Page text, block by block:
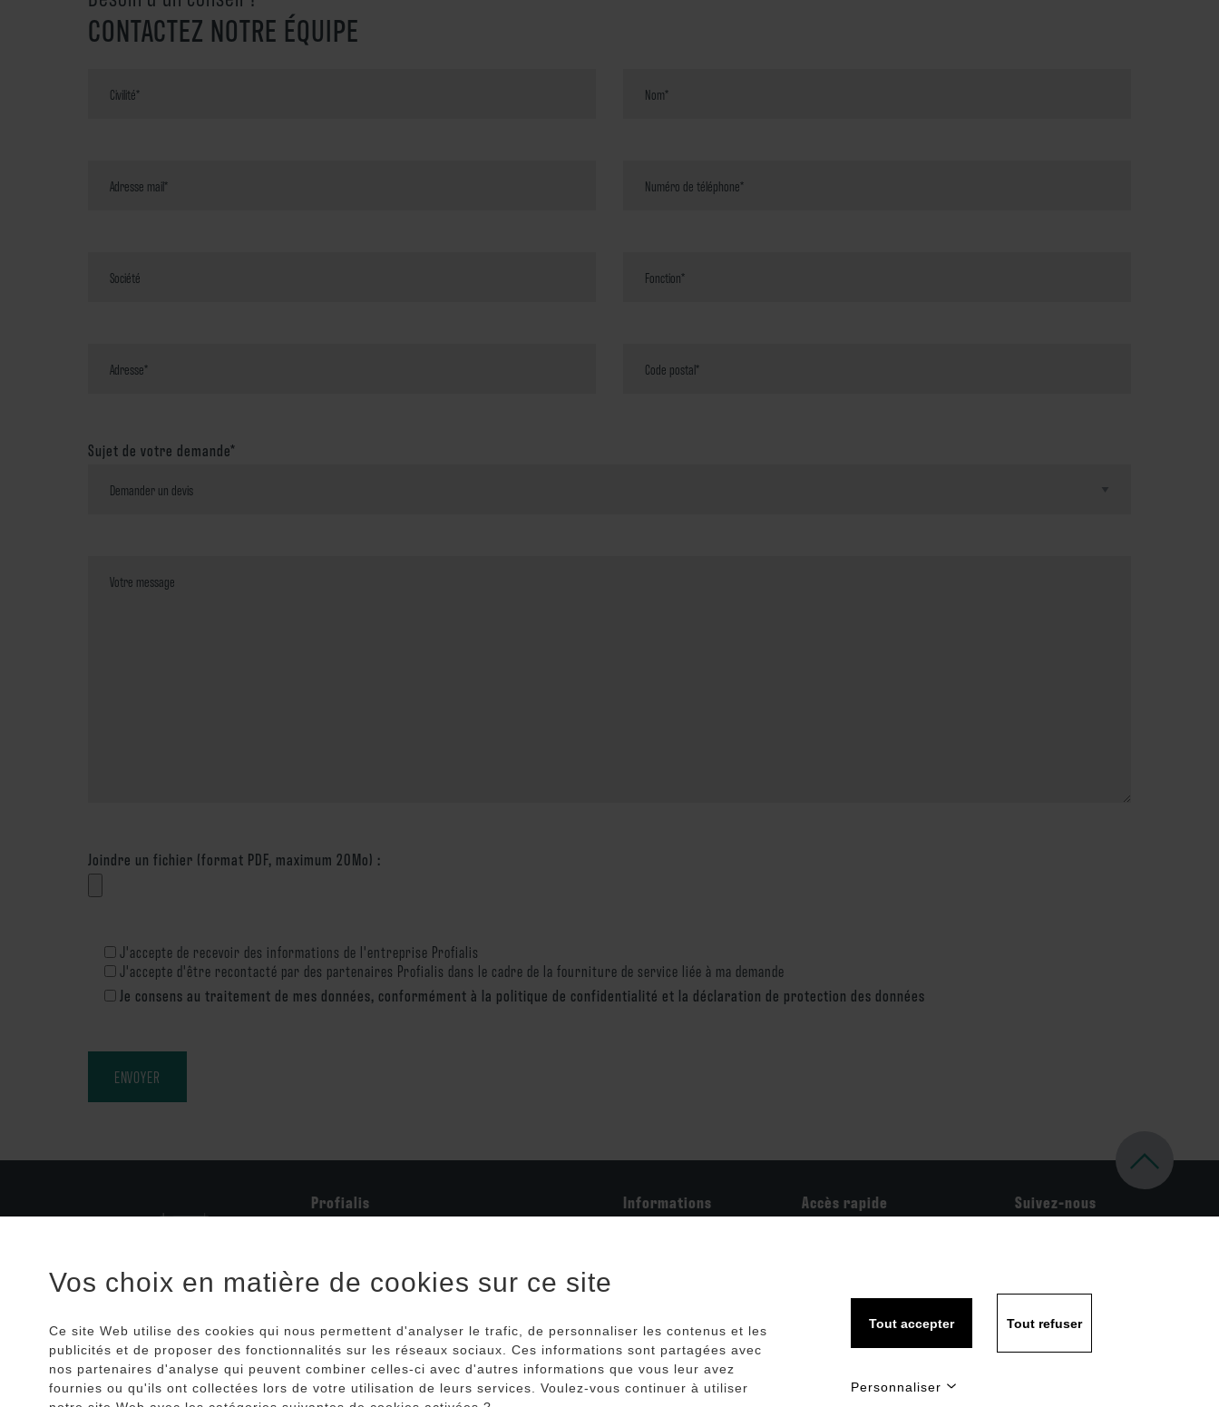
CONTACTEZ NOTRE ÉQUIPE
Sujet de votre demande*
Joindre un fichier (format PDF, maximum 20Mo) :
J'accepte de recevoir des informations de l'entreprise Profialis
J'accepte d'être recontacté par des partenaires Profialis dans le cadre de la fourniture de service liée à ma demande
Je consens au traitement de mes données, conformément à la politique de confidentialité et la déclaration de protection des données
Profialis
identifiant collecteur :FR304511_04DIZG
+33 (0)3 81 99 18 18
+33 (0)3 81 97 84 97
contactfrance@profialis.com
Informations Accès rapide Suivez-nous
Vos choix en matière de cookies sur ce site
Ce site Web utilise des cookies qui nous permettent d'analyser le trafic, de personnaliser les contenus et les
publicités et de proposer des fonctionnalités sur les réseaux sociaux. Ces informations sont partagées avec
nos partenaires d'analyse qui peuvent combiner celles-ci avec d'autres informations que vous leur avez
fournies ou qu'ils ont collectées lors de votre utilisation de leurs services. Voulez-vous continuer à utiliser
Tout accepter Tout refuser
Personnaliser